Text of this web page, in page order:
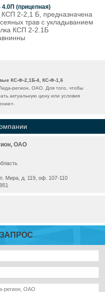
(прицепная)
КСП 2-2,1 Б, предназначена
трав с укладыванием
КСП 2-2.1Б
КС-Ф-2,1Б-4, КС-Ф-1,6
регион, ОАО. Для того, чтобы
актуальную цену или условия
».
ОАО
Мира, д. 119, оф. 107-110